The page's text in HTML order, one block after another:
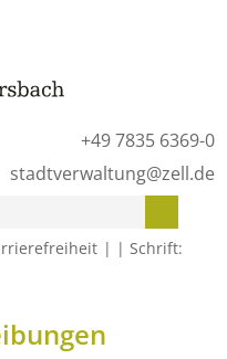
+49 7835 6369-0
stadtverwaltung@zell.de
Schrift: